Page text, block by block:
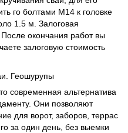
го болтами М14 к головке
1.5 м. Залоговая
окончания работ вы
залоговую стоимость
современная альтернатива
Они позволяют
для ворот, заборов, террас
за один день, без выемки